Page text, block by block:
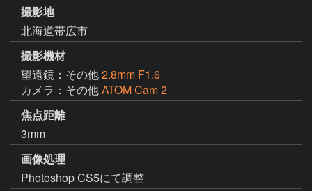
撮影地
北海道帯広市
撮影機材
望遠鏡：その他2.8mm F1.6
カメラ：その他ATOM Cam 2
焦点距離
3mm
画像処理
Photoshop CS5にて調整